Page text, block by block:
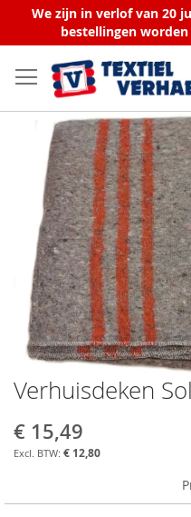
We zijn in verlof van 20
bestellingen
naar
de
inhoud
einde
afbeeldingen-
gallerij
Ga
naar
het
begin
van
Verhuisdeken
€ 15,49
€ 12,80